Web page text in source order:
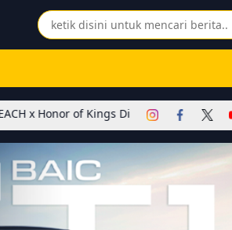
Kings Dimulai! Hadirkan Skin Soul